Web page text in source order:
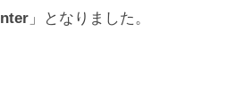
」となりました。